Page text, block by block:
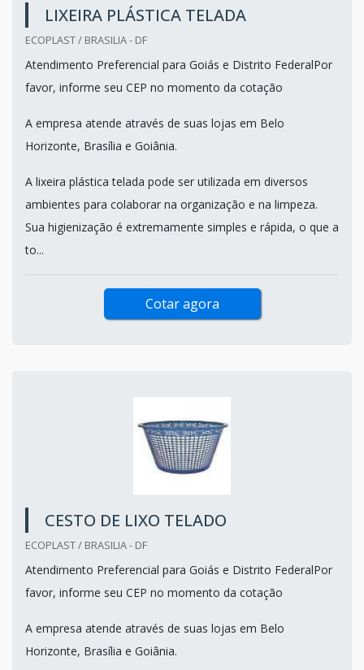
LIXEIRA PLÁSTICA TELADA
ECOPLAST / BRASILIA - DF
Atendimento Preferencial para Goiás e Distrito FederalPor
favor, informe seu CEP no momento da cotação
A empresa atende através de suas lojas em Belo
Horizonte, Brasília e Goiânia.
A lixeira plástica telada pode ser utilizada em diversos
ambientes para colaborar na organização e na limpeza.
Sua higienização é extremamente simples e rápida, o que a
to...
Cotar agora
CESTO DE LIXO TELADO
ECOPLAST / BRASILIA - DF
Atendimento Preferencial para Goiás e Distrito FederalPor
favor, informe seu CEP no momento da cotação
A empresa atende através de suas lojas em Belo
Horizonte, Brasília e Goiânia.